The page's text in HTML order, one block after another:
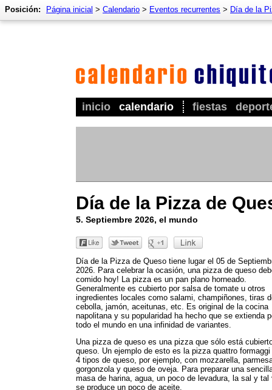
inicio calendario fiestas
Posición: Página inicial > Calendario > Eventos recurrentes > Día de la
Día de la Pizza de
5. Septiembre 2026, el mundo
Día de la Pizza de Queso tiene lugar el 05 de
2026. Para celebrar la ocasión, una pizza de queso
comido hoy! La pizza es un pan plano horneado.
Generalmente es cubierto por salsa de tomate u otros
ingredientes locales como salami, champiñones, tiras
cebolla, jamón, aceitunas, etc. Es original de la cocina
napolitana y su popularidad ha hecho que se extienda
todo el mundo en una infinidad de variantes.
Una pizza de queso es una pizza que sólo está
queso. Un ejemplo de esto es la pizza quattro formaggi
4 tipos de queso, por ejemplo, con mozzarella,
gorgonzola y queso de oveja. Para preparar una
masa de harina, agua, un poco de levadura, la sal y tal
se produce un poco de aceite.